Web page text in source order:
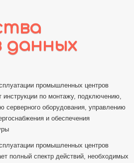
данных
промышленных центров
инструкции по монтажу, подключению,
серверного оборудования, управлению
и обеспечения
промышленных центров
полный спектр действий, необходимых